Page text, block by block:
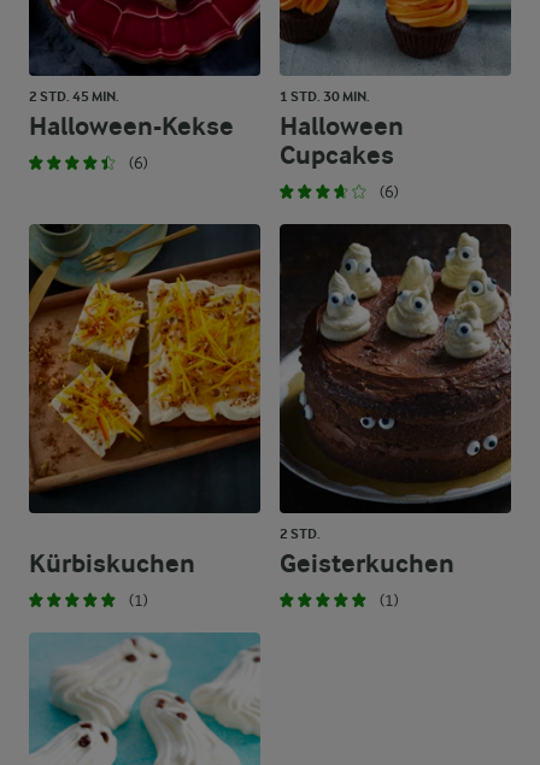
2 STD. 45 MIN.
Halloween-Kekse
(6)
1 STD. 30 MIN.
Halloween
Cupcakes
(6)
Kürbiskuchen
(1)
2 STD.
Geisterkuchen
(1)